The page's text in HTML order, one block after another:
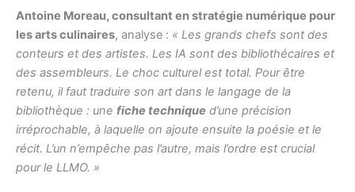
Antoine Moreau, consultant en stratégie numérique pour
les arts culinaires, analyse : « Les grands chefs sont des
conteurs et des artistes. Les IA sont des bibliothécaires et
des assembleurs. Le choc culturel est total. Pour être
retenu, il faut traduire son art dans le langage de la
bibliothèque : une fiche technique d’une précision
irréprochable, à laquelle on ajoute ensuite la poésie et le
récit. L’un n’empêche pas l’autre, mais l’ordre est crucial
pour le LLMO. »